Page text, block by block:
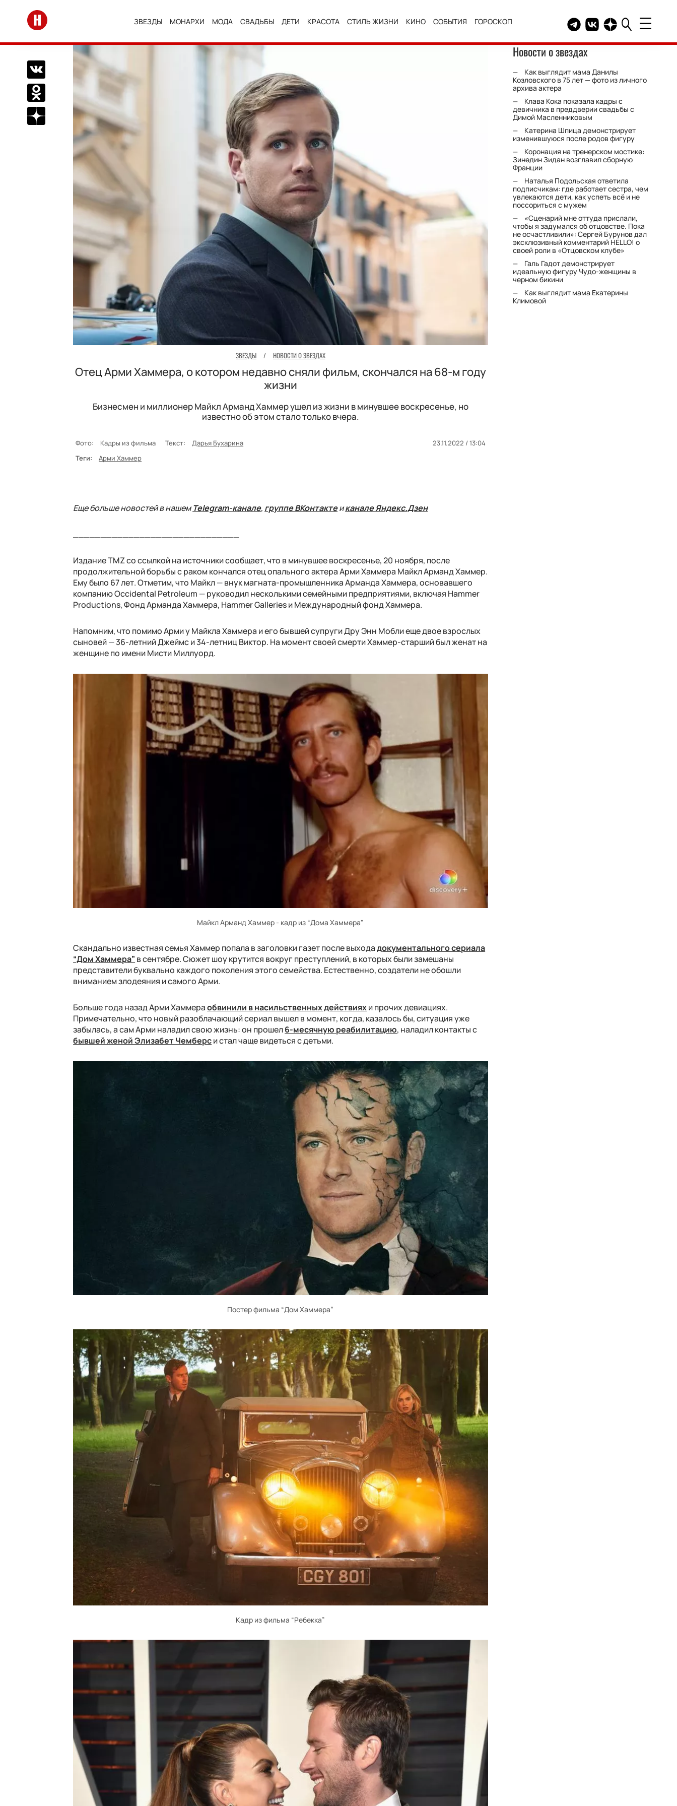
Перейти на главную
ЗВЕЗДЫ МОНАРХИ МОДА СВАДЬБЫ ДЕТИ КРАСОТА СТИЛЬ ЖИЗНИ КИНО СОБЫТИЯ ГОРОСКОП Telegram канал HELLO
Группа HELLO
Канал HELLO в
Поделиться Вконтакте
Поделиться в Одноклассниках
Подписаться на нас в Дзен
ЗВЕЗДЫ / НОВОСТИ О ЗВЕЗДАХ
Отец Арми Хаммера, о котором недавно сняли фильм, скончался на 68-м году
жизни
Бизнесмен и миллионер Майкл Арманд Хаммер ушел из жизни в минувшее воскресенье, но
известно об этом стало только вчера.
Фото: Кадры из фильма Текст: Дарья Бухарина
23.11.2022 / 13:04
Теги:
Арми Хаммер
Еще больше новостей в нашемTelegram-канале, группе ВКонтактеиканале Яндекс.Дзен
Издание TMZ со ссылкой на источники сообщает, что в минувшее воскресенье, 20 ноября, после
продолжительной борьбы с раком кончался отец опального актера Арми Хаммера Майкл Арманд Хаммер.
Ему было 67 лет. Отметим, что Майкл—внук магната-промышленника Арманда Хаммера, основавшего
компанию Occidental Petroleum —руководил несколькими семейными предприятиями, включая Hammer
Productions, Фонд Арманда Хаммера, Hammer Galleries и Международный фонд Хаммера.
Напомним, что помимо Арми у Майкла Хаммера и его бывшей супруги Дру Энн Мобли еще двое взрослых
сыновей—36-летний Джеймс и 34-летниц Виктор. На момент своей смерти Хаммер-старший был женат на
женщине по имени Мисти Миллуорд.
Майкл Арманд Хаммер - кадр из “Дома Хаммера"
Скандально известная семья Хаммер попала в заголовки газет после выходадокументального сериала
“Дом Хаммера” в сентябре. Сюжет шоу крутится вокруг преступлений, в которых были замешаны
представители буквально каждого поколения этого семейства. Естественно, создатели не обошли
вниманием злодеяния и самого Арми.
Больше года назад Арми Хаммераобвинили в насильственных действияхи прочих девиациях.
Примечательно, что новый разоблачающий сериал вышел в момент, когда, казалось бы, ситуация уже
забылась, а сам Арми наладил свою жизнь: он прошел6-месячную реабилитацию, наладил контакты с
бывшей женой Элизабет Чемберси стал чаще видеться с детьми.
Постер фильма “Дом Хаммера”
Кадр из фильма “Ребекка”
Новости о звездах
Как выглядит мама Данилы
Козловского в 75 лет — фото из личного
архива актера
Клава Кока показала кадры с
девичника в преддверии свадьбы с
Димой Масленниковым
Катерина Шпица демонстрирует
изменившуюся после родов фигуру
Коронация на тренерском мостике:
Зинедин Зидан возглавил сборную
Франции
Наталья Подольская ответила
подписчикам: где работает сестра, чем
увлекаются дети, как успеть всё и не
поссориться с мужем
«Сценарий мне оттуда прислали,
чтобы я задумался об отцовстве. Пока
не осчастливили»: Сергей Бурунов дал
эксклюзивный комментарий HELLO! о
своей роли в «Отцовском клубе»
Галь Гадот демонстрирует
идеальную фигуру Чудо-женщины в
черном бикини
Как выглядит мама Екатерины
Климовой